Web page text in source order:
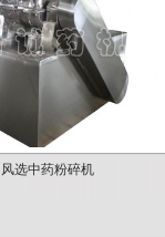
风选中药粉碎机